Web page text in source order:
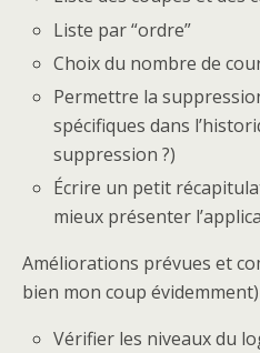
Liste par “ordre”
Choix du nombre de
Permettre la
spécifiques dans
suppression ?)
Écrire un petit
mieux présenter
Améliorations prévues et
bien mon coup
Vérifier les niveaux du